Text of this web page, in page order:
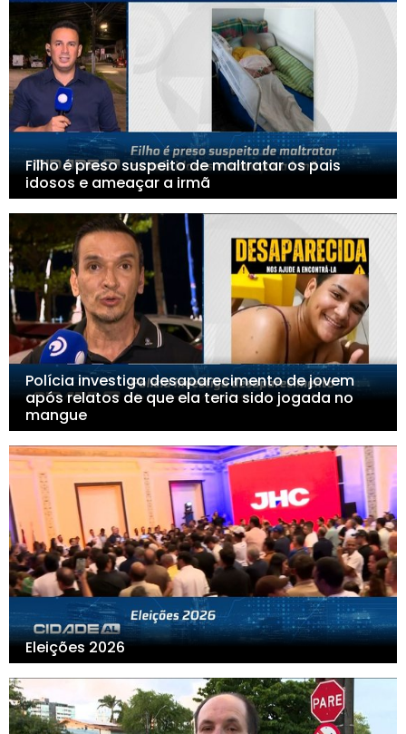
Filho é preso suspeito de maltratar os pais
idosos e ameaçar a irmã
Polícia investiga desaparecimento de jovem
após relatos de que ela teria sido jogada no
mangue
Eleições 2026